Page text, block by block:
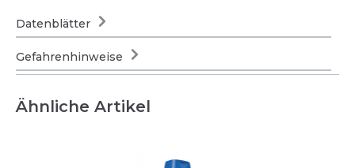
Datenblätter
Gefahrenhinweise
Ähnliche Artikel